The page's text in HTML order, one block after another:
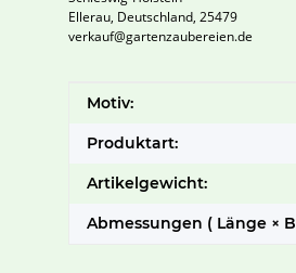
Ellerau, Deutschland, 25479
verkauf@gartenzaubereien.de
Produkteigenschaft
Wert
Motiv:
Produktart:
Artikelgewicht:
Abmessungen ( Länge ×